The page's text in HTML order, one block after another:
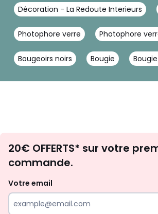
Décoration - La Redoute Interieurs
Photophore verre Photophore
Bougeoirs noirs Bougie
20€ OFFERTS* sur votre
commande.
Votre email